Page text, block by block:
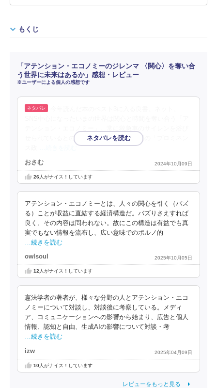
もくじ
「アテンション・エコノミーのジレンマ 〈関心〉を奪い合
う世界に未来はあるか」感想・レビュー
※ユーザーによる個人の感想です
せられているとの比喩には同意する。英国の「プロミネン
おさむ 2024年10月09日
26人がナイス！しています
アテンション・エコノミーとは、人々の関心を引く（バズ
る）ことが収益に直結する経済構造だ。バズりさえすれば
良く、その内容は問われない。故にこの構造は有益でも真
実でもない情報を流布し、広い意味でのポルノ的
…続きを読む
owlsoul 2025年10月05日
12 人がナイス！しています
憲法学者の著者が、様々な分野の人とアテンション・エコ
ノミーについて対談し、対談後に考察している。メディ
ア、コミュニケーションへの影響から始まり、広告と個人
情報、認知と自由、生成AIの影響について対談・考
…続きを読む
izw 2025年04月09日
10人がナイス！しています
レビューをもっと見る